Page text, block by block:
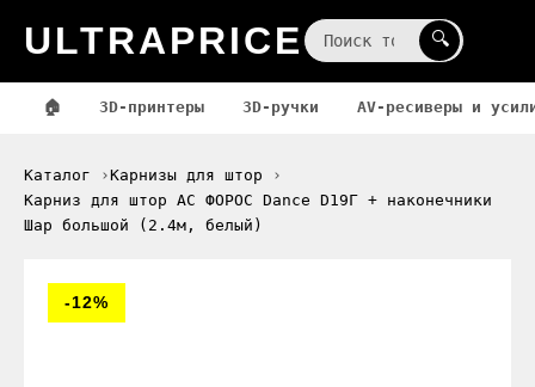
ULTRAPRICE 🔍
🏠 3D-принтеры 3D-ручки AV-ресиверы и
Каталог
Карнизы для штор
Карниз для штор АС ФОРОС Dance D19Г + наконечники
Шар большой (2.4м, белый)
-12%